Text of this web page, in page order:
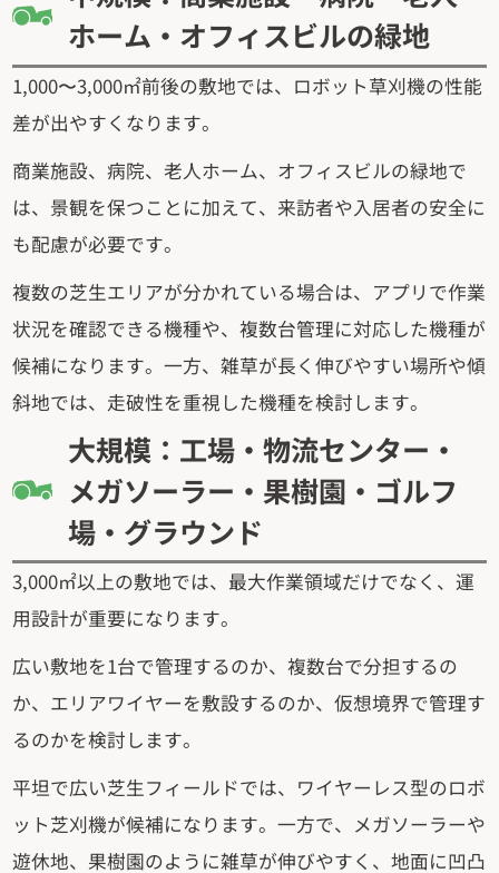
ホーム・オフィスビルの緑地
1,000〜3,000㎡前後の敷地では、ロボット草刈機の性能
差が出やすくなります。
商業施設、病院、老人ホーム、オフィスビルの緑地で
は、景観を保つことに加えて、来訪者や入居者の安全に
も配慮が必要です。
複数の芝生エリアが分かれている場合は、アプリで作業
状況を確認できる機種や、複数台管理に対応した機種が
候補になります。一方、雑草が長く伸びやすい場所や傾
斜地では、走破性を重視した機種を検討します。
大規模：工場・物流センター・
メガソーラー・果樹園・ゴルフ
場・グラウンド
3,000㎡以上の敷地では、最大作業領域だけでなく、運
用設計が重要になります。
広い敷地を1台で管理するのか、複数台で分担するの
か、エリアワイヤーを敷設するのか、仮想境界で管理す
るのかを検討します。
平坦で広い芝生フィールドでは、ワイヤーレス型のロボ
ット芝刈機が候補になります。一方で、メガソーラーや
遊休地、果樹園のように雑草が伸びやすく、地面に凹凸